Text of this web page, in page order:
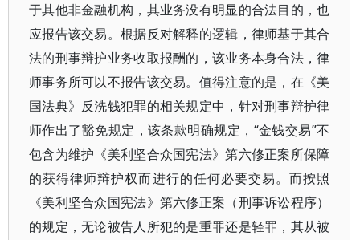
于其他非金融机构，其业务没有明显的合法目的，也
应报告该交易。根据反对解释的逻辑，律师基于其合
法的刑事辩护业务收取报酬的，该业务本身合法，律
师事务所可以不报告该交易。值得注意的是，在《美
国法典》反洗钱犯罪的相关规定中，针对刑事辩护律
师作出了豁免规定，该条款明确规定，“金钱交易”不
包含为维护《美利坚合众国宪法》第六修正案所保障
的获得律师辩护权而进行的任何必要交易。而按照
《美利坚合众国宪法》第六修正案（刑事诉讼程序）
的规定，无论被告人所犯的是重罪还是轻罪，其从被